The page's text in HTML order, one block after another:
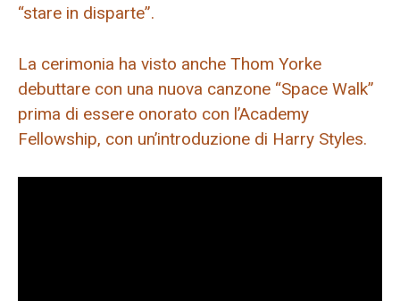
“stare in disparte”.
La cerimonia ha visto anche Thom Yorke
debuttare con una nuova canzone “Space Walk”
prima di essere onorato con l’Academy
Fellowship, con un’introduzione di Harry Styles.